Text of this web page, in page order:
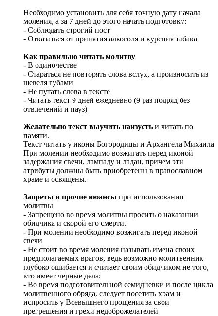
Необходимо установить для себя точную дату начала
моления, а за 7 дней до этого начать подготовку:
- Соблюдать строгий пост
- Отказаться от принятия алкоголя и курения табака
Как правильно читать молитву
- В одиночестве
- Стараться не повторять слова вслух, а произносить из
шевеля губами
- Не путать слова в тексте
- Читать текст 9 дней ежедневно (9 раз подряд без
отвлечений и пауз)
Желательно текст выучить наизусть и читать по
памяти.
Текст читать у иконы Богородицы и Архангела Михаила
При молении необходимо возжигать перед иконой
задержания свечи, лампаду и ладан, причем эти
атрибуты должны быть приобретены в православном
храме и освящены.
Запреты и прочие нюансы при использовании
молитвы
- Запрещено во время молитвы просить о наказании
обидчика и скорой его смерти.
- При молении необходимо возжигать перед иконой
свечи
- Не стоит во время моления называть имена своих
предполагаемых врагов, ведь возможно молитвенник
глубоко ошибается и считает своим обидчиком не того,
кто имеет черные дела;
- Во время подготовительной семидневки и после цикла
молитвенного обряда, следует посетить храм и
испросить у Всевышнего прощения за свои
прегрешения и грехи недоброжелателей